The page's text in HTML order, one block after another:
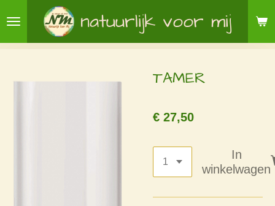
direct
naar
natuurlijk voor mij
TAMER
€ 27,50
In
winkelwagen